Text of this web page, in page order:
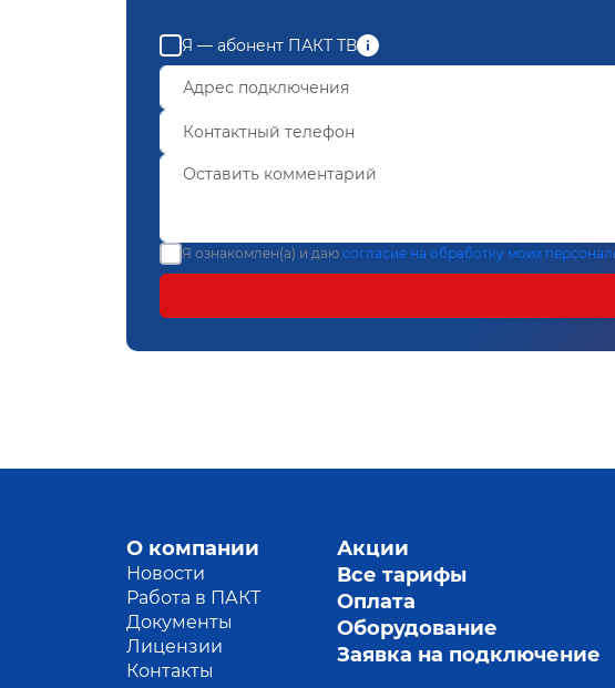
Я — абонент ПАКТ ТВ
Я ознакомлен(а) и даю согласие на обработку моих
О компании
Новости
Работа в ПАКТ
Документы
Лицензии
Контакты
Акции
Все тарифы
Оплата
Оборудование
Заявка на подключение